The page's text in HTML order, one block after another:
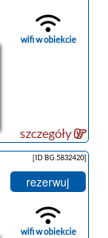
wifi w obiekcie
szczegóły
[ID BG.5832420]
rezerwuj
wifi w obiekcie